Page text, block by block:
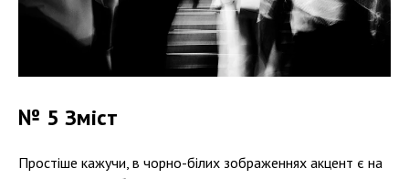
№ 5 Зміст
Простіше кажучи, в чорно-білих зображеннях акцент є на